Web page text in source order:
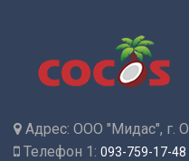
Адрес: ООО "Мидас", г.
Телефон 1: 093-759-17-48